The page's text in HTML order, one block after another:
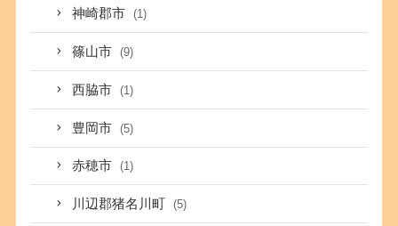
神崎郡市 (1)
篠山市 (9)
西脇市 (1)
豊岡市 (5)
赤穂市 (1)
川辺郡猪名川町 (5)